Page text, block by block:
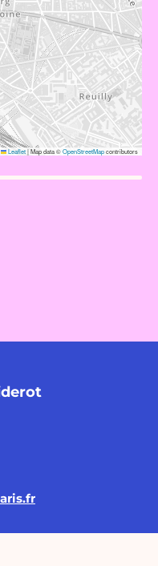
Leaflet|Map data ©OpenStreetMapcontributors